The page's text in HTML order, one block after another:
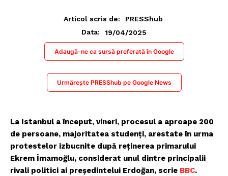
Articol scris de:
PRESShub
Data:
19/04/2025
Adaugă-ne ca sursă preferată în Google
Urmărește PRESShub pe Google News
La Istanbul a început, vineri, procesul a aproape 200
de persoane, majoritatea studenți, arestate în urma
protestelor izbucnite după reținerea primarului
Ekrem İmamoğlu, considerat unul dintre principalii
rivali politici ai președintelui Erdoğan, scrie BBC.